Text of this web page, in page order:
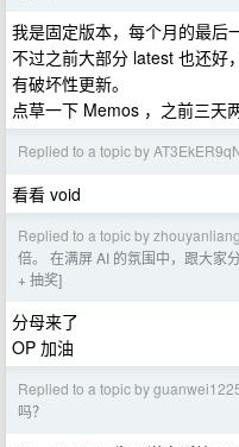
我是固定版本，每个月的最后
不过之前大部分 latest 也还好
有破坏性更新。
点草一下 Memos ，之前三天
Replied to a topic by
看看 void
Replied to a topic by zhouyanliang
倍。 在满屏 AI 的氛围中，跟大家
+ 抽奖]
分母来了
OP 加油
Replied to a topic by
吗？